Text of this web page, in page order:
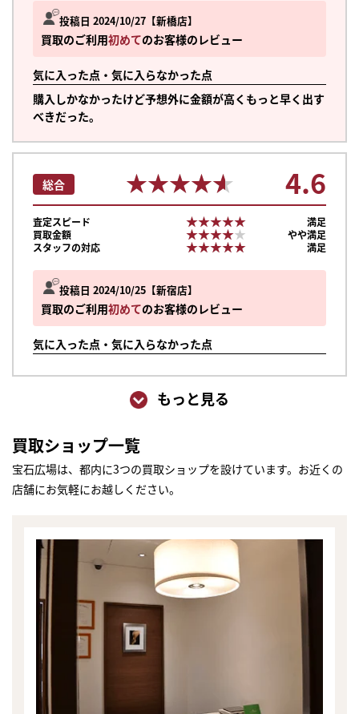
投稿日 2024/10/27 新橋店
買取のご利用初めてのお客様のレビュー
気に入った点・気に入らなかった点
購入しかなかったけど予想外に金額が高くもっと早く出す
べきだった。
投稿日 2024/10/25 新宿店
買取のご利用初めてのお客様のレビュー
気に入った点・気に入らなかった点
総合 ★★★★★
★★★★★ 4.6
査定スピード ★★★★★
★★★★★
満足
買取金額
★★★★★
★★★★★
やや満足
スタッフの対応
★★★★★
★★★★★ 満足
もっと見る
買取ショップ一覧
宝石広場は、都内に3つの買取ショップを設けています。お近くの
店舗にお気軽にお越しください。